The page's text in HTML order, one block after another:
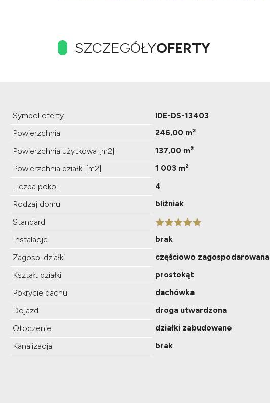
SZCZEGÓŁYOFERTY
Symbol oferty
IDE-DS-13403
Powierzchnia
246,00 m²
Powierzchnia użytkowa [m2]
137,00 m²
Powierzchnia działki [m2]
1 003 m²
Liczba pokoi
4
Rodzaj domu
bliźniak
Standard
Instalacje
brak
Zagosp. działki
częściowo zagospodarowana
Kształt działki
prostokąt
Pokrycie dachu
dachówka
Dojazd
droga utwardzona
Otoczenie
działki zabudowane
Kanalizacja
brak